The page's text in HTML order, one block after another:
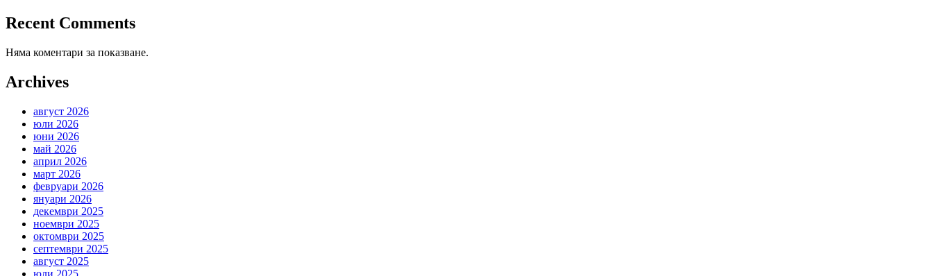
Recent Comments
Няма коментари за показване.
Archives
август 2026
юли 2026
юни 2026
май 2026
април 2026
март 2026
февруари 2026
януари 2026
декември 2025
ноември 2025
октомври 2025
септември 2025
август 2025
юли 2025